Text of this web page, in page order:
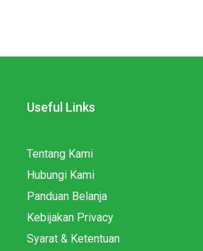
Useful Links
Tentang Kami
Hubungi Kami
Panduan Belanja
Kebijakan Privacy
Syarat & Ketentuan